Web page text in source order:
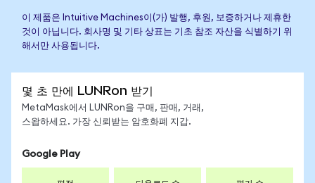
이 제품은 Intuitive Machines이(가) 발행, 후원, 보증하거나 제휴한
것이 아닙니다. 회사명 및 기타 상표는 기초 참조 자산을 식별하기 위
해서만 사용됩니다.
몇 초 만에 LUNRon 받기
MetaMask에서 LUNRon을 구매, 판매, 거래,
스왑하세요. 가장 신뢰받는 암호화폐 지갑.
Google Play